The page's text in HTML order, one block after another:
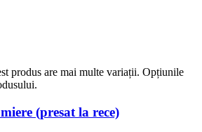
produs are mai multe variații. Opțiunile
(presat la rece)